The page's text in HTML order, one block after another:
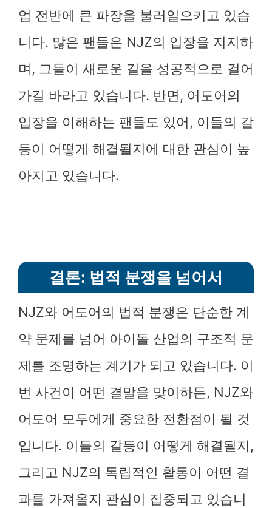
업 전반에 큰 파장을 불러일으키고 있습
니다. 많은 팬들은 NJZ의 입장을 지지하
며, 그들이 새로운 길을 성공적으로 걸어
가길 바라고 있습니다. 반면, 어도어의
입장을 이해하는 팬들도 있어, 이들의 갈
등이 어떻게 해결될지에 대한 관심이 높
아지고 있습니다.
결론: 법적 분쟁을 넘어서
NJZ와 어도어의 법적 분쟁은 단순한 계
약 문제를 넘어 아이돌 산업의 구조적 문
제를 조명하는 계기가 되고 있습니다. 이
번 사건이 어떤 결말을 맞이하든, NJZ와
어도어 모두에게 중요한 전환점이 될 것
입니다. 이들의 갈등이 어떻게 해결될지,
그리고 NJZ의 독립적인 활동이 어떤 결
과를 가져올지 관심이 집중되고 있습니